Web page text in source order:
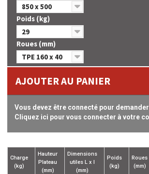
850 x 500
Poids (kg)
29
Roues (mm)
TPE 160 x 40
AJOUTER AU PANIER
Vous devez être connecté pour
Cliquez ici pour vous connecter à votre
Charge
(kg)
Hauteur
Plateau
(mm)
Dimensions
utiles L x l
(mm)
Poids
(kg)
Roues
(mm)